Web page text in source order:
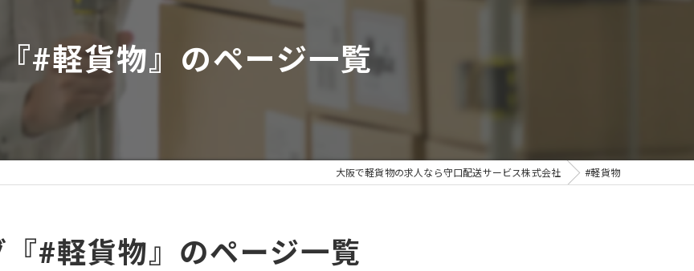
#軽貨物』のページ一覧
大阪で軽貨物の求人なら守口配送サービス株式会社 #軽貨物
『#軽貨物』のページ一覧